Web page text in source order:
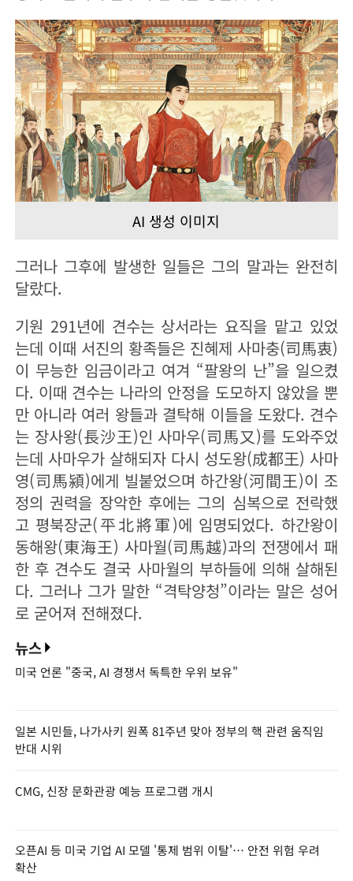
AI 생성 이미지
그러나 그후에 발생한 일들은 그의 말과는 완전히
달랐다.
기원 291년에 견수는 상서라는 요직을 맡고 있었
는데 이때 서진의 황족들은 진혜제 사마충(司馬衷)
이 무능한 임금이라고 여겨 “팔왕의 난”을 일으켰
다. 이때 견수는 나라의 안정을 도모하지 않았을 뿐
만 아니라 여러 왕들과 결탁해 이들을 도왔다. 견수
는 장사왕(長沙王)인 사마우(司馬又)를 도와주었
는데 사마우가 살해되자 다시 성도왕(成都王) 사마
영(司馬潁)에게 빌붙었으며 하간왕(河間王)이 조
정의 권력을 장악한 후에는 그의 심복으로 전락했
고 평북장군(平北將軍)에 임명되었다. 하간왕이
동해왕(東海王) 사마월(司馬越)과의 전쟁에서 패
한 후 견수도 결국 사마월의 부하들에 의해 살해된
다. 그러나 그가 말한 “격탁양청”이라는 말은 성어
로 굳어져 전해졌다.
뉴스
미국 언론 "중국, AI 경쟁서 독특한 우위 보유"
일본 시민들, 나가사키 원폭 81주년 맞아 정부의 핵 관련 움직임
반대 시위
CMG, 신장 문화관광 예능 프로그램 개시
오픈AI 등 미국 기업 AI 모델 '통제 범위 이탈'… 안전 위험 우려
확산